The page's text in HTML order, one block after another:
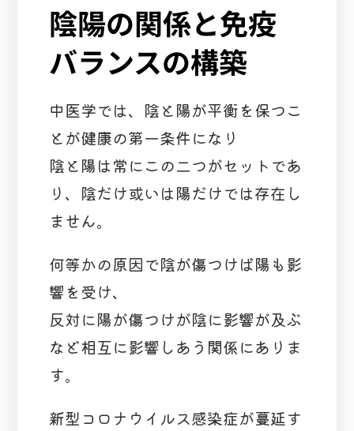
陰陽の関係と免疫
バランスの構築
中医学では、陰と陽が平衡を保つこ
とが健康の第一条件になり
陰と陽は常にこの二つがセットであ
り、陰だけ或いは陽だけでは存在し
ません。
何等かの原因で陰が傷つけば陽も影
響を受け、
反対に陽が傷つけが陰に影響が及ぶ
など相互に影響しあう関係にありま
す。
新型コロナウイルス感染症が蔓延す